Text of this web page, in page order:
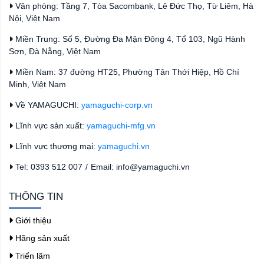
Văn phòng: Tầng 7, Tòa Sacombank, Lê Đức Thọ, Từ Liêm, Hà
Nội, Việt Nam
Miền Trung: Số 5, Đường Đa Mặn Đông 4, Tổ 103, Ngũ Hành
Sơn, Đà Nẵng, Việt Nam
Miền Nam: 37 đường HT25, Phường Tân Thới Hiệp, Hồ Chí
Minh, Việt Nam
Về YAMAGUCHI: yamaguchi-corp.vn
Lĩnh vực sản xuất: yamaguchi-mfg.vn
Lĩnh vực thương mại: yamaguchi.vn
Tel: 0393 512 007 / Email: info@yamaguchi.vn
THÔNG TIN
Giới thiệu
Hãng sản xuất
Triển lãm